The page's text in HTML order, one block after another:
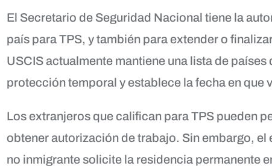
El Secretario de Seguridad Nacional tiene la
país para TPS, y también para extender o
USCIS actualmente mantiene una lista de
protección temporal y establece la fecha en que
Los extranjeros que califican para TPS pueden
obtener autorización de trabajo. Sin embargo, el
no inmigrante solicite la residencia permanente